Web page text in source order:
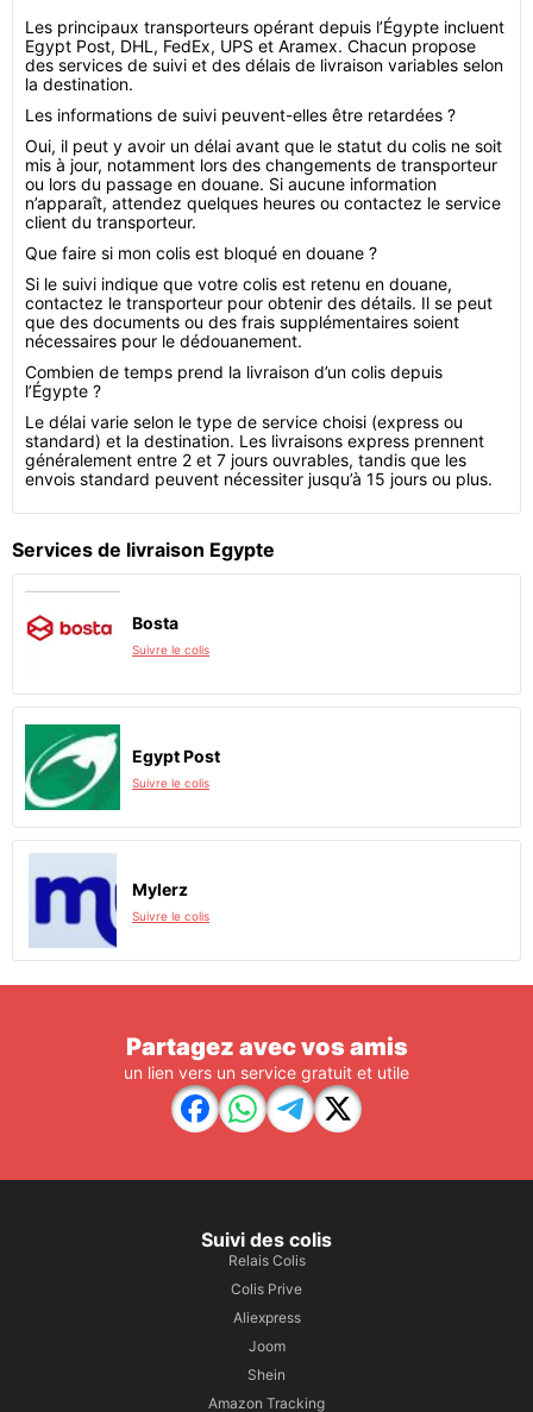
Les principaux transporteurs opérant depuis l’Égypte incluent
Egypt Post, DHL, FedEx, UPS et Aramex. Chacun propose
des services de suivi et des délais de livraison variables selon
la destination.
Les informations de suivi peuvent-elles être retardées ?
Oui, il peut y avoir un délai avant que le statut du colis ne soit
mis à jour, notamment lors des changements de transporteur
ou lors du passage en douane. Si aucune information
n’apparaît, attendez quelques heures ou contactez le service
client du transporteur.
Que faire si mon colis est bloqué en douane ?
Si le suivi indique que votre colis est retenu en douane,
contactez le transporteur pour obtenir des détails. Il se peut
que des documents ou des frais supplémentaires soient
nécessaires pour le dédouanement.
Combien de temps prend la livraison d’un colis depuis
l’Égypte ?
Le délai varie selon le type de service choisi (express ou
standard) et la destination. Les livraisons express prennent
généralement entre 2 et 7 jours ouvrables, tandis que les
envois standard peuvent nécessiter jusqu’à 15 jours ou plus.
Services de livraison Egypte
Bosta
Suivre le colis
Egypt Post
Suivre le colis
Mylerz
Suivre le colis
Partagez avec vos amis
un lien vers un service gratuit et utile
Suivi des colis
Relais Colis
Colis Prive
Aliexpress
Joom
Shein
Amazon Tracking